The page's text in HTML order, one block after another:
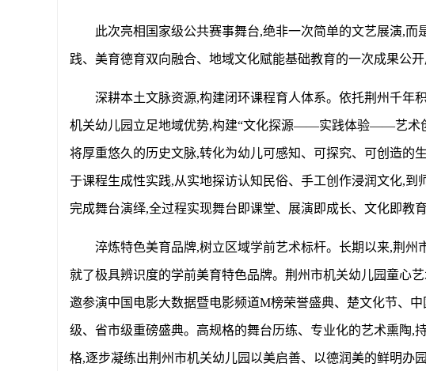
此次亮相国家级公共赛事舞台,绝非一次简单的文艺展演,而
践、美育德育双向融合、地域文化赋能基础教育的一次成果公开
深耕本土文脉资源,构建闭环课程育人体系。依托荆州千年
机关幼儿园立足地域优势,构建“文化探源——实践体验——艺术
将厚重悠久的历史文脉,转化为幼儿可感知、可探究、可创造的
于课程生成性实践,从实地探访认知民俗、手工创作浸润文化,
完成舞台演绎,全过程实现舞台即课堂、展演即成长、文化即教
淬炼特色美育品牌,树立区域学前艺术标杆。长期以来,荆
就了极具辨识度的学前美育特色品牌。荆州市机关幼儿园童心
邀参演中国电影大数据暨电影频道M榜荣誉盛典、楚文化节、
级、省市级重磅盛典。高规格的舞台历练、专业化的艺术熏陶,
格,逐步凝练出荆州市机关幼儿园以美启善、以德润美的鲜明办园